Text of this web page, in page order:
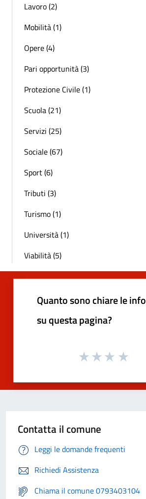
Lavoro (2)
Mobilità (1)
Opere (4)
Pari opportunità (3)
Protezione Civile (1)
Scuola (21)
Servizi (25)
Sociale (67)
Sport (6)
Tributi (3)
Turismo (1)
Università (1)
Viabilità (5)
Quanto sono chiare le
su questa pagina?
Contatta il comune
Leggi le domande frequenti
Richiedi Assistenza
Chiama il comune 0793403104